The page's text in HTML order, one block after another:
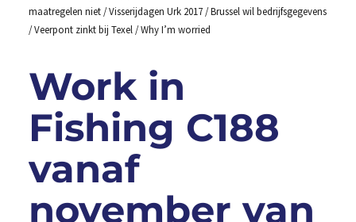
maatregelen niet / Visserijdagen Urk 2017 / Brussel wil bedrijfsgegevens
/ Veerpont zinkt bij Texel / Why I’m worried
Work in
Fishing C188
vanaf
november van